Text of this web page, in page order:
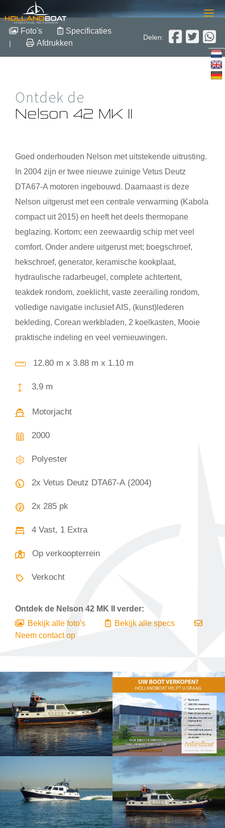
Nelson 42 MK II
Verkocht
Foto's Specificaties
| Afdrukken
Delen:
Ontdek de
Nelson 42 MK II
Goed onderhouden Nelson met uitstekende uitrusting.
In 2004 zijn er twee nieuwe zuinige Vetus Deutz
DTA67-A motoren ingebouwd. Daarnaast is deze
Nelson uitgerust met een centrale verwarming (Kabola
compact uit 2015) en heeft het deels thermopane
beglazing. Kortom; een zeewaardig schip met veel
comfort. Onder andere uitgerust met; boegschroef,
hekschroef, generator, keramische kookplaat,
hydraulische radarbeugel, complete achtertent,
teakdek rondom, zoeklicht, vaste zeerailing rondom,
volledige navigatie inclusief AIS, (kunst)lederen
bekleding, Corean werkbladen, 2 koelkasten, Mooie
praktische indeling en veel vernieuwingen.
12.80 m x 3.88 m x 1.10 m
3,9 m
Motorjacht
2000
Polyester
2x Vetus Deutz DTA67-A (2004)
2x 285 pk
4 Vast, 1 Extra
Op verkoopterrein
Verkocht
Ontdek de Nelson 42 MK II verder:
Bekijk alle foto's
Bekijk alle specs
Neem contact op